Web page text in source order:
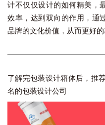
计不仅仅设计的如何精美，
效率，达到双向的作用，通
品牌的文化价值，从而更好的
了解完包装设计箱体后，推
名的包装设计公司